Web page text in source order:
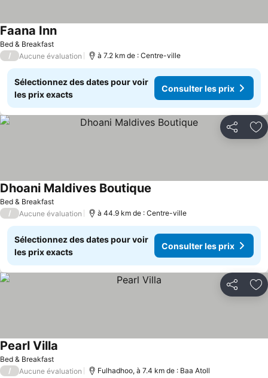
Bed & Breakfast
Faana Inn
/ Aucune évaluation à 7.2 km de : Centre-ville
Sélectionnez des dates pour voir
les prix exacts
Consulter les prix
Partager
Bed & Breakfast
Dhoani Maldives Boutique
/ Aucune évaluation à 44.9 km de : Centre-ville
Sélectionnez des dates pour voir
les prix exacts
Consulter les prix
Partager
Bed & Breakfast
Pearl Villa
/ Aucune évaluation Fulhadhoo, à 7.4 km de : Baa Atoll